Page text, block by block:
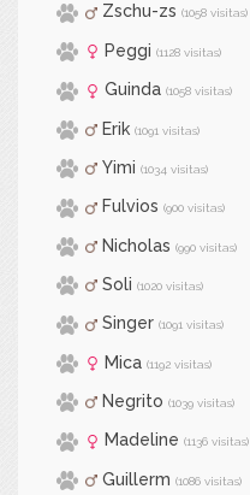
Zschu-zs (1058 visitas)
Peggi (1128 visitas)
Guinda (1058 visitas)
Erik (1091 visitas)
Yimi (1034 visitas)
Fulvios (900 visitas)
Nicholas (990 visitas)
Soli (1020 visitas)
Singer (1091 visitas)
Mica (1192 visitas)
Negrito (1039 visitas)
Madeline (1136 visitas)
Guillerm (1086 visitas)